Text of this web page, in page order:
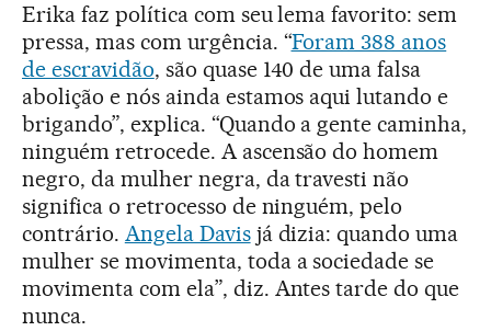
Erika faz política com seu lema favorito: sem
pressa, mas com urgência. “Foram 388 anos
de escravidão, são quase 140 de uma falsa
abolição e nós ainda estamos aqui lutando e
brigando”, explica. “Quando a gente caminha,
ninguém retrocede. A ascensão do homem
negro, da mulher negra, da travesti não
significa o retrocesso de ninguém, pelo
contrário. Angela Davisjá dizia: quando uma
mulher se movimenta, toda a sociedade se
movimenta com ela”, diz. Antes tarde do que
nunca.